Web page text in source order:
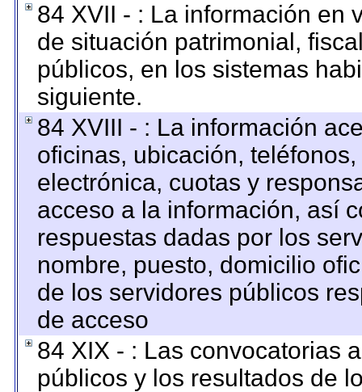
84 XVII - : La información en
de situación patrimonial,
públicos, en los sistemas
siguiente.
84 XVIII - : La información
oficinas, ubicación,
electrónica, cuotas y
acceso a la información, así
respuestas dadas por los
nombre, puesto, domicilio
de los servidores públicos
de acceso
84 XIX - : Las convocatorias
públicos y los resultados de